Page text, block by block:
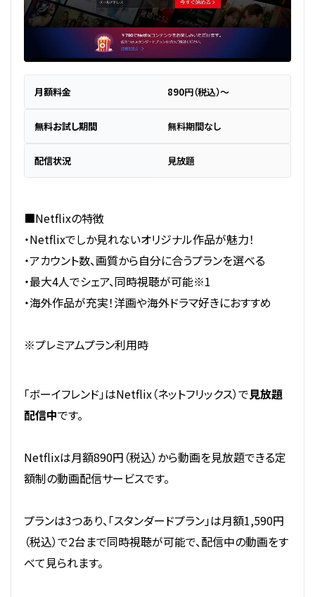
月額料金 890円（税込）～
無料お試し期間 無料期間なし
配信状況 見放題
■Netflixの特徴
・Netflixでしか見れないオリジナル作品が魅力！
・アカウント数、画質から自分に合うプランを選べる
・最大4人でシェア、同時視聴が可能※1
・海外作品が充実！洋画や海外ドラマ好きにおすすめ
※プレミアムプラン利用時
「ボーイフレンド」はNetflix（ネットフリックス）で見放題
配信中です。
Netflixは月額890円（税込）から動画を見放題できる定
額制の動画配信サービスです。
プランは3つあり、「スタンダードプラン」は月額1,590円
（税込）で2台まで同時視聴が可能で、配信中の動画をす
べて見られます。